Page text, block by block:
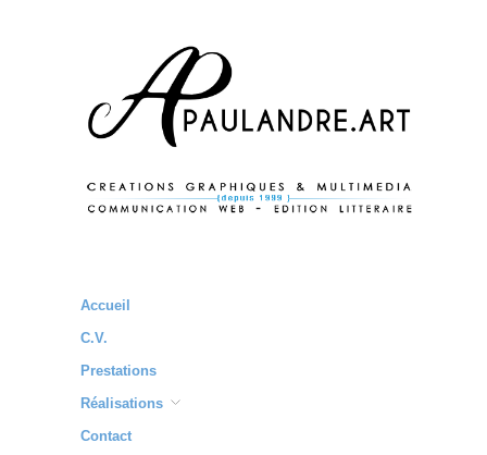
Accueil
C.V.
Prestations
Réalisations
Contact